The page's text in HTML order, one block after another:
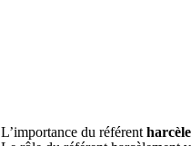
L’importance du référent